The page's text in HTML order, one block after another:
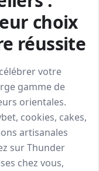
choix
réussite
votre
gamme de
orientales.
cookies, cakes,
artisanales
sur Thunder
chez vous,